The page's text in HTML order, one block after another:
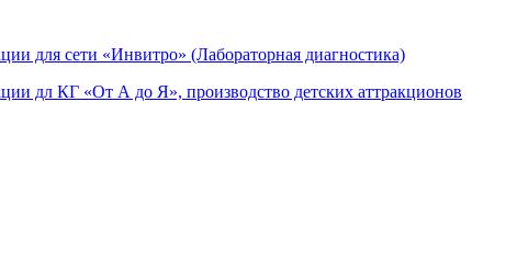
для сети «Инвитро» (Лабораторная диагностика)
дл КГ «От А до Я», производство детских аттракционов